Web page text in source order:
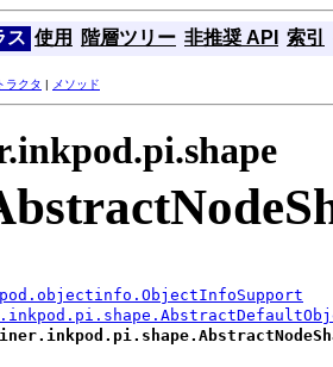
ス 使用 階層ツリー 非推奨 API 索引
ラクタ | メソッド